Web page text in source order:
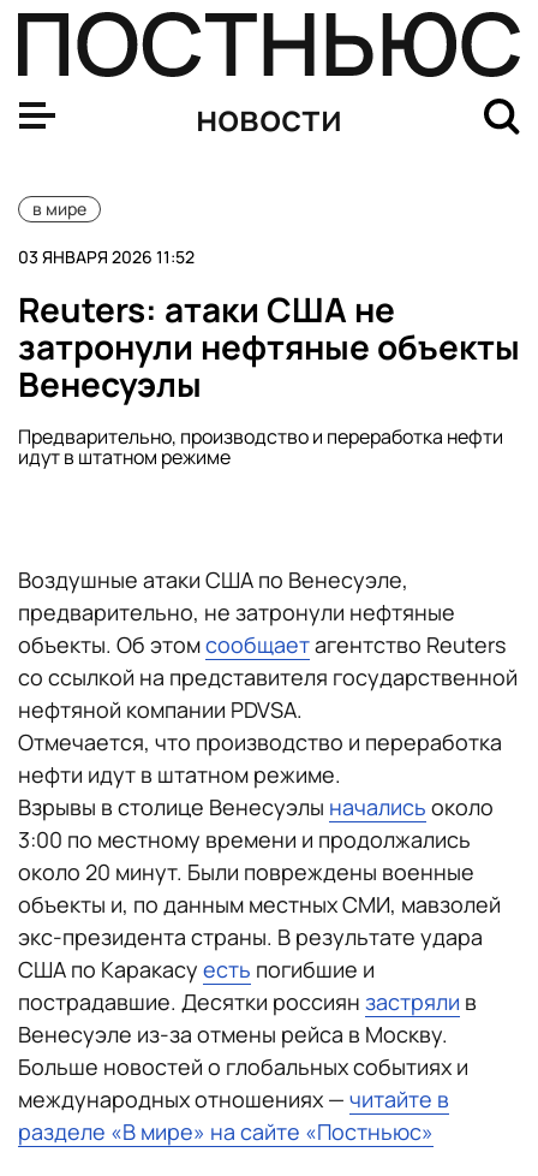
новости
в мире
03 ЯНВАРЯ 2026 11:52
Reuters: атаки США не
затронули нефтяные объекты
Венесуэлы
Предварительно, производство и переработка нефти
идут в штатном режиме
Воздушные атаки США по Венесуэле,
предварительно, не затронули нефтяные
объекты. Об этомсообщаетагентство Reuters
со ссылкой на представителя государственной
нефтяной компании PDVSA.
Отмечается, что производство и переработка
нефти идут в штатном режиме.
Взрывы в столице Венесуэлы начались около
3:00 по местному времени и продолжались
около 20 минут. Были повреждены военные
объекты и, по данным местных СМИ, мавзолей
экс-президента страны. В результате удара
США по Каракасу есть погибшие и
пострадавшие. Десятки россиян застряли в
Венесуэле из-за отмены рейса в Москву.
Больше новостей о глобальных событиях и
международных отношениях — читайте в
разделе «В мире» на сайте «Постньюс»
Русскоязычные туристы уезжают в Колумбию из